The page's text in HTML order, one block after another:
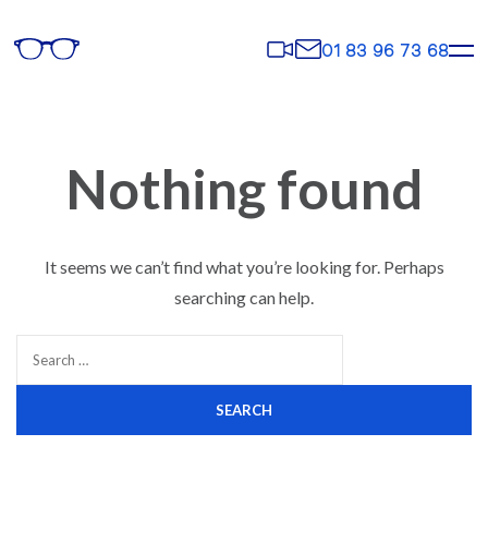
Rendez-
vous
Contact
01 83 96 73 68
Nothing found
It seems we can’t find what you’re looking for. Perhaps
searching can help.